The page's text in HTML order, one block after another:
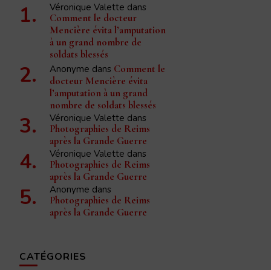
Véronique Valette dans
Comment le docteur
Mencière évita l’amputation
à un grand nombre de
soldats blessés
Anonyme dans Comment le
docteur Mencière évita
l’amputation à un grand
nombre de soldats blessés
Véronique Valette dans
Photographies de Reims
après la Grande Guerre
Véronique Valette dans
Photographies de Reims
après la Grande Guerre
Anonyme dans
Photographies de Reims
après la Grande Guerre
CATÉGORIES